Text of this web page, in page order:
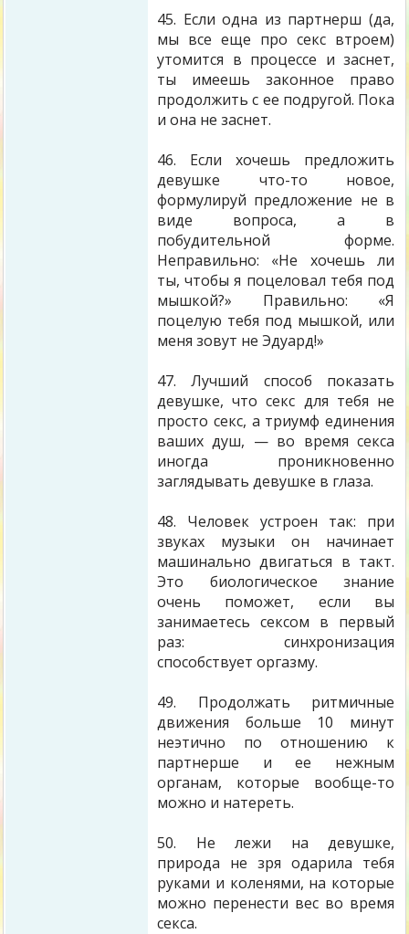
45. Если одна из партнерш (да,
мы все еще про секс втроем)
утомится в процессе и заснет,
ты имеешь законное право
продолжить с ее подругой. Пока
и она не заснет.
46. Если хочешь предложить
девушке что-то новое,
формулируй предложение не в
виде вопроса, а в
побудительной форме.
Неправильно: «Не хочешь ли
ты, чтобы я поцеловал тебя под
мышкой?» Правильно: «Я
поцелую тебя под мышкой, или
меня зовут не Эдуард!»
47. Лучший способ показать
девушке, что секс для тебя не
просто секс, а триумф единения
ваших душ, — во время секса
иногда проникновенно
заглядывать девушке в глаза.
48. Человек устроен так: при
звуках музыки он начинает
машинально двигаться в такт.
Это биологическое знание
очень поможет, если вы
занимаетесь сексом в первый
раз: синхронизация
способствует оргазму.
49. Продолжать ритмичные
движения больше 10 минут
неэтично по отношению к
партнерше и ее нежным
органам, которые вообще-то
можно и натереть.
50. Не лежи на девушке,
природа не зря одарила тебя
руками и коленями, на которые
можно перенести вес во время
секса.